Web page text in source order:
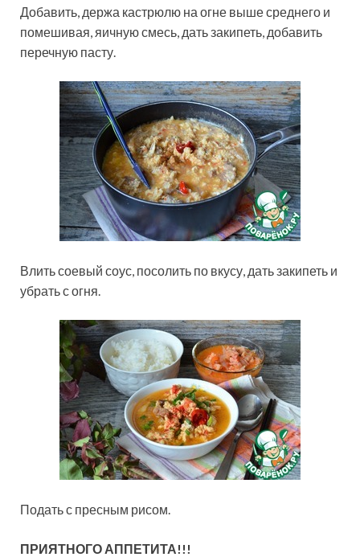
Добавить, держа кастрюлю на огне выше среднего и
помешивая, яичную смесь, дать закипеть, добавить
перечную пасту.
Влить соевый соус, посолить по вкусу, дать закипеть и
убрать с огня.
Подать с пресным рисом.
ПРИЯТНОГО АППЕТИТА!!!